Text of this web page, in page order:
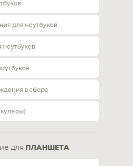
для ноутбуков
ноутбуков
в сборе
для ПЛАНШЕТА